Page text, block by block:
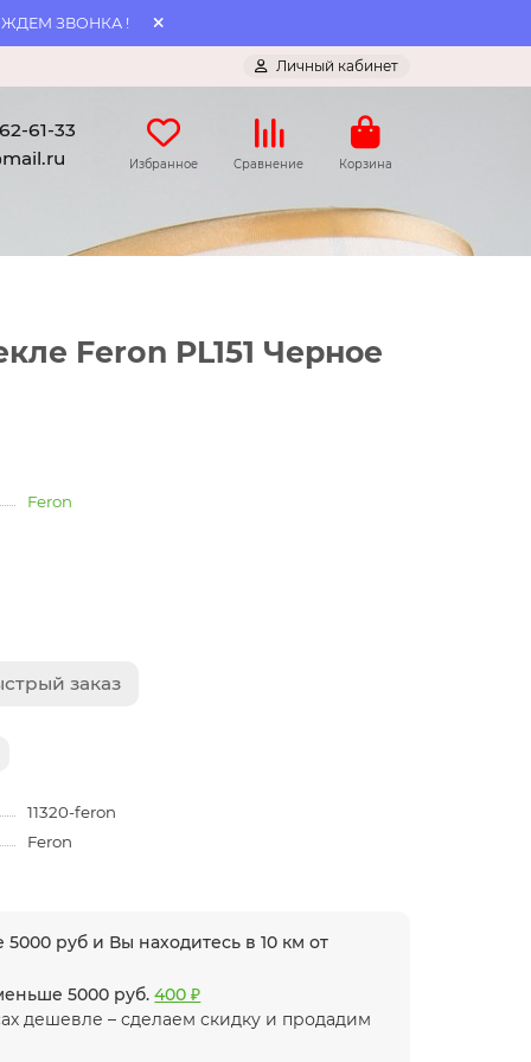
ЗВОНКА !
Личный кабинет
61-33
Избранное Сравнение Корзина
Feron PL151 Черное
Feron
заказ
11320-feron
Feron
руб и Вы находитесь в 10 км от
5000 руб.400 ₽
дешевле – сделаем скидку и продадим